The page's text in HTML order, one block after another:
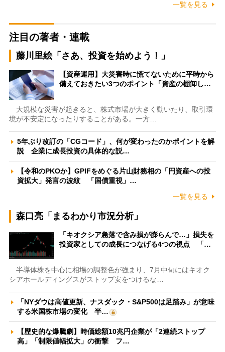
一覧を見る
注目の著者・連載
藤川里絵「さあ、投資を始めよう！」
【資産運用】大災害時に慌てないために平時から
備えておきたい3つのポイント「資産の棚卸し…
大規模な災害が起きると、株式市場が大きく動いたり、取引環
境が不安定になったりすることがある。一方…
5年ぶり改訂の「CGコード」、何が変わったのかポイントを解
説 企業に成長投資の具体的な説…
【令和のPKOか】GPIFをめぐる片山財務相の「円資産への投
資拡大」発言の波紋 「国債重視」…
一覧を見る
森口亮「まるわかり市況分析」
「キオクシア急落で含み損が膨らんで…」損失を
投資家としての成長につなげる4つの視点 「…
半導体株を中心に相場の調整色が強まり、7月中旬にはキオク
シアホールディングスがストップ安をつけるな…
「NYダウは高値更新、ナスダック・S&P500は足踏み」が意味
する米国株市場の変化 半…
【歴史的な爆騰劇】時価総額10兆円企業が「2連続ストップ
高」「制限値幅拡大」の衝撃 フ…